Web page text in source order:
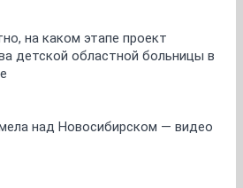
на каком этапе проект
детской областной больницы в
над Новосибирском — видео